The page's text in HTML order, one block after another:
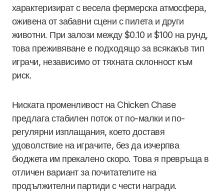
характеризират с весела фермерска атмосфера,
оживена от забавни сцени с пилета и други
животни. При залози между $0.10 и $100 на рунд,
това преживяване е подходящо за всякакъв тип
играчи, независимо от тяхната склонност към
риск.
Ниската променливост на Chicken Chase
предлага стабилен поток от по-малки и по-
регулярни изплащания, което доставя
удоволствие на играчите, без да изчерпва
бюджета им прекалено скоро. Това я превръща в
отличен вариант за почитателите на
продължителни партиди с чести награди.